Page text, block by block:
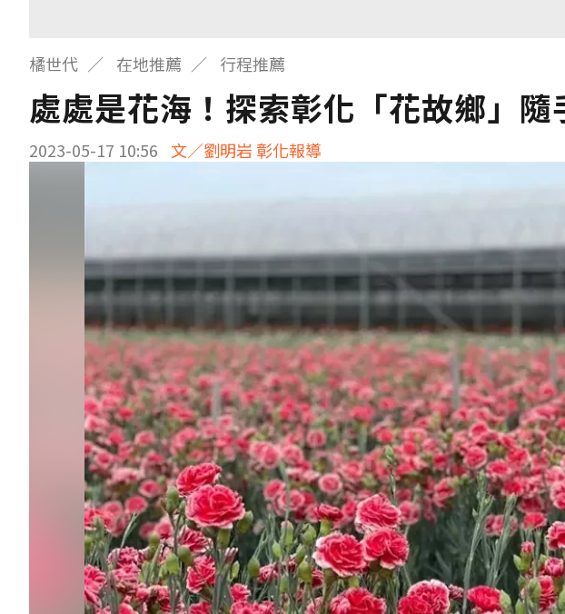
橘世代 在地推薦 行程推薦
處處是花海！探索彰化「花故鄉」隨
2023-05-17 10:56 文／劉明岩 彰化報導